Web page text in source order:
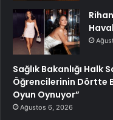
Sağlık Bakanlığı Halk
Öğrencilerinin Dörtte
Oyun Oynuyor”
Ağustos 6, 2026